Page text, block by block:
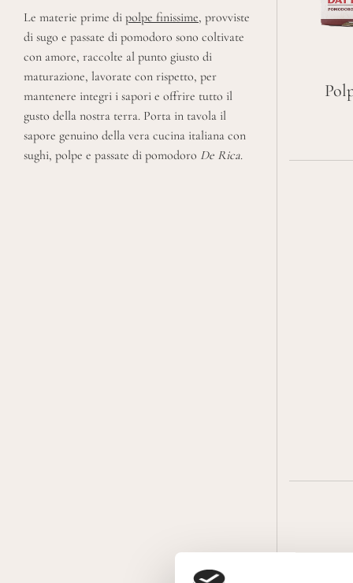
Le materie prime di polpe finissime, provviste
di sugo e passate di pomodoro sono coltivate
con amore, raccolte al punto giusto di
maturazione, lavorate con rispetto, per
mantenere integri i sapori e offrire tutto il
gusto della nostra terra. Porta in tavola il
sapore genuino della vera cucina italiana con
sughi, polpe e passate di pomodoro De Rica.